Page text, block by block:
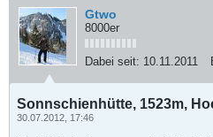
Gtwo
8000er
Dabei seit: 10.11.2011
Sonnschienhütte, 1523m,
30.07.2012, 17:46